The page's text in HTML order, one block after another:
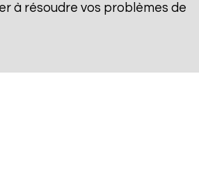
à résoudre vos problèmes de